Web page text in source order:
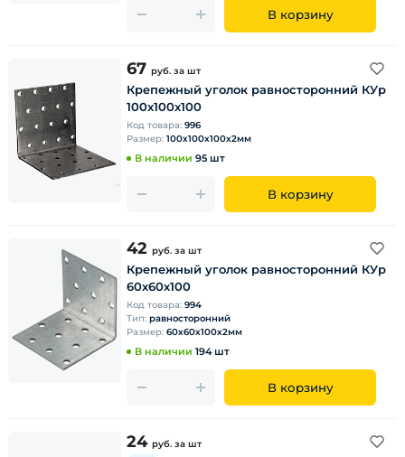
В корзину
67 руб. за шт
Крепежный уголок равносторонний КУр
100х100х100
Код товара: 996
Размер: 100х100х100х2мм
В наличии 95 шт
В корзину
42 руб. за шт
Крепежный уголок равносторонний КУр
60х60х100
Код товара: 994
Тип: равносторонний
Размер: 60х60х100х2мм
В наличии 194 шт
В корзину
24 руб. за шт